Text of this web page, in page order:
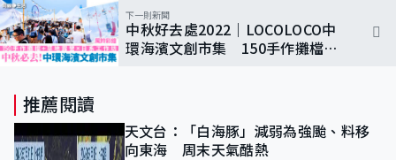
下一則新聞
中秋好去處2022｜LOCOLOCO中
環海濱文創市集 150手作攤檔／
推薦閱讀
天文台：「白海豚」減弱為強颱、料移
向東海 周末天氣酷熱